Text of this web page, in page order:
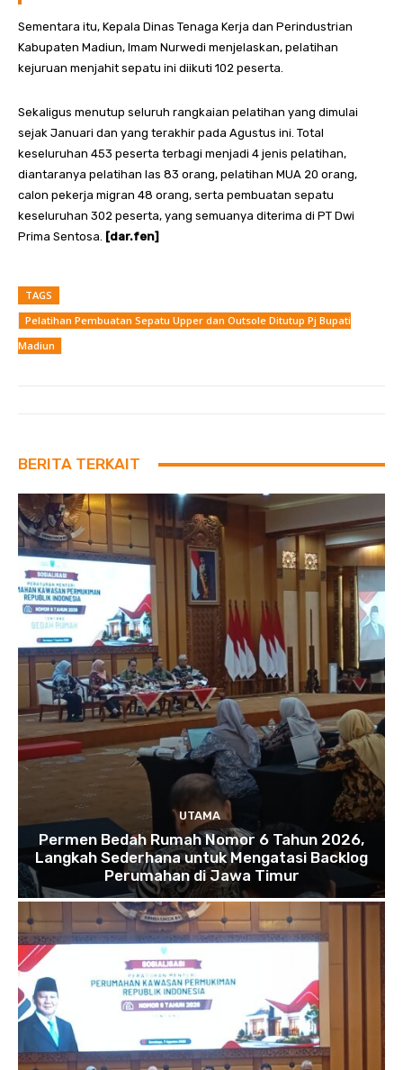
Sementara itu, Kepala Dinas Tenaga Kerja dan Perindustrian
Kabupaten Madiun, Imam Nurwedi menjelaskan, pelatihan
kejuruan menjahit sepatu ini diikuti 102 peserta.
Sekaligus menutup seluruh rangkaian pelatihan yang dimulai
sejak Januari dan yang terakhir pada Agustus ini. Total
keseluruhan 453 peserta terbagi menjadi 4 jenis pelatihan,
diantaranya pelatihan las 83 orang, pelatihan MUA 20 orang,
calon pekerja migran 48 orang, serta pembuatan sepatu
keseluruhan 302 peserta, yang semuanya diterima di PT Dwi
Prima Sentosa. [dar.fen]
TAGS
Pelatihan Pembuatan Sepatu Upper dan Outsole Ditutup Pj Bupati
Madiun
BERITA TERKAIT
UTAMA
Permen Bedah Rumah Nomor 6 Tahun 2026,
Langkah Sederhana untuk Mengatasi Backlog
Perumahan di Jawa Timur